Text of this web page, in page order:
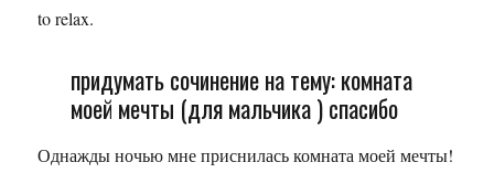
to relax.
придумать сочинение на тему: комната
моей мечты (для мальчика ) спасибо
Однажды ночью мне приснилась комната моей мечты!